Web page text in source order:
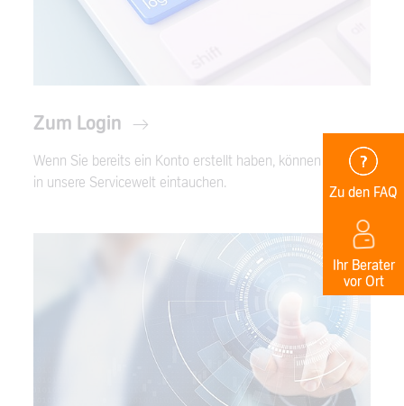
Zum Login
Wenn Sie bereits ein Konto erstellt haben, können Sie hier
in unsere Servicewelt eintauchen.
Zu den FAQ
Ihr Berater
vor Ort